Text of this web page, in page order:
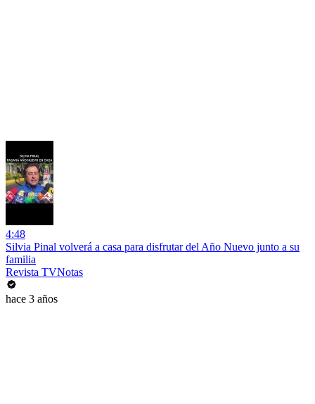
4:48
Silvia Pinal volverá a casa para disfrutar del Año Nuevo junto a su
familia
Revista TVNotas
hace 3 años